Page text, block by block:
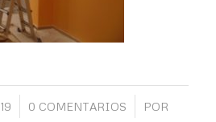
0 COMENTARIOS
/
POR